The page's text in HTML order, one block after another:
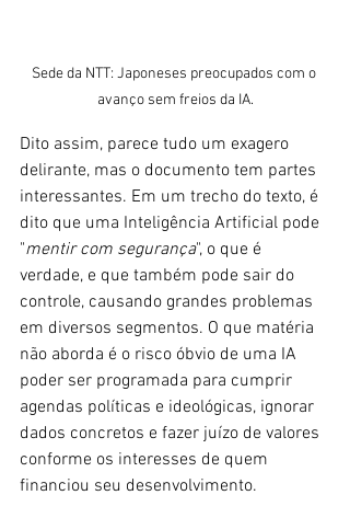
Sede da NTT: Japoneses preocupados com o
avanço sem freios da IA.
Dito assim, parece tudo um exagero
delirante, mas o documento tem partes
interessantes. Em um trecho do texto, é
dito que uma Inteligência Artificial pode
"mentir com segurança", o que é
verdade, e que também pode sair do
controle, causando grandes problemas
em diversos segmentos. O que matéria
não aborda é o risco óbvio de uma IA
poder ser programada para cumprir
agendas políticas e ideológicas, ignorar
dados concretos e fazer juízo de valores
conforme os interesses de quem
financiou seu desenvolvimento.